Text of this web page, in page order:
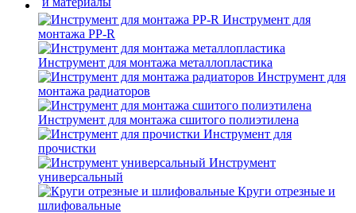
Инструмент для
монтажа PP-R
Инструмент для монтажа металлопластика
Инструмент для
монтажа радиаторов
Инструмент для монтажа сшитого полиэтилена
Инструмент для
прочистки
Инструмент
универсальный
Круги отрезные и
шлифовальные